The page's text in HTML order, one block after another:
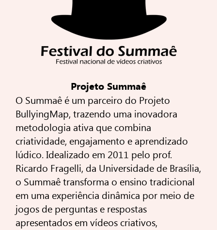
Projeto Summaê
O Summaê é um parceiro do Projeto
BullyingMap, trazendo uma inovadora
metodologia ativa que combina
criatividade, engajamento e aprendizado
lúdico. Idealizado em 2011 pelo prof.
Ricardo Fragelli, da Universidade de Brasília,
o Summaê transforma o ensino tradicional
em uma experiência dinâmica por meio de
jogos de perguntas e respostas
apresentados em vídeos criativos,